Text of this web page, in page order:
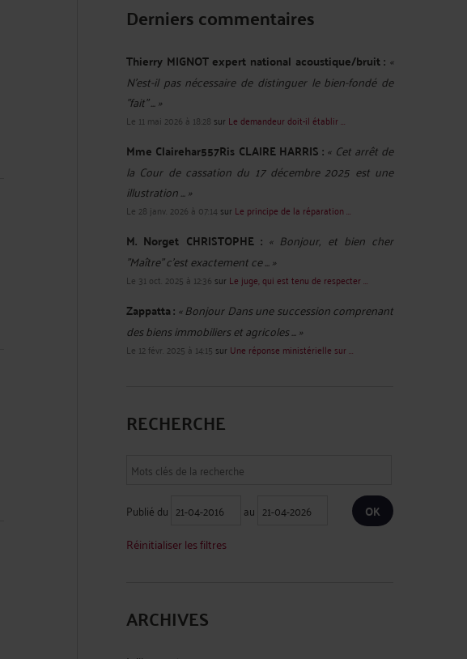
Derniers commentaires
Thierry MIGNOT expert national acoustique/bruit : «
N'est-il pas nécessaire de distinguer le bien-fondé de
"fait" ... »
Le 11 mai 2026 à 18:28 sur Le demandeur doit-il établir ...
Mme Clairehar557Ris CLAIRE HARRIS : « Cet arrêt de
la Cour de cassation du 17 décembre 2025 est une
illustration ... »
Le 28 janv. 2026 à 07:14 sur Le principe de la réparation ...
M. Norget CHRISTOPHE : « Bonjour, et bien cher
"Maître" c'est exactement ce ... »
Le 31 oct. 2025 à 12:36 sur Le juge, qui est tenu de respecter ...
Zappatta : « Bonjour Dans une succession comprenant
des biens immobiliers et agricoles ... »
Le 12 févr. 2025 à 14:15 sur Une réponse ministérielle sur ...
RECHERCHE
Publié du
au
Réinitialiser les filtres
ARCHIVES